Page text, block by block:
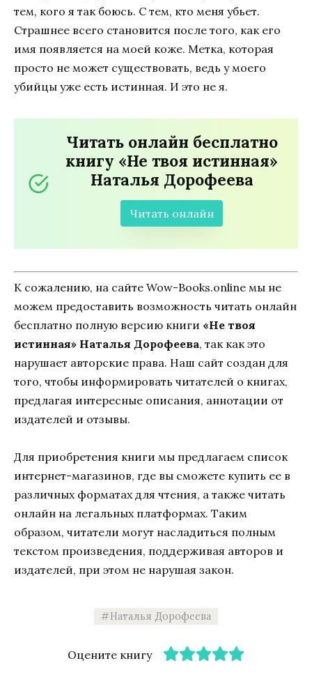
тем, кого я так боюсь. С тем, кто меня убьет.
Страшнее всего становится после того, как его
имя появляется на моей коже. Метка, которая
просто не может существовать, ведь у моего
убийцы уже есть истинная. И это не я.
Читать онлайн бесплатно
книгу «Не твоя истинная»
Наталья Дорофеева
Читать онлайн
К сожалению, на сайте Wow-Books.online мы не
можем предоставить возможность читать онлайн
бесплатно полную версию книги «Не твоя
истинная» Наталья Дорофеева, так как это
нарушает авторские права. Наш сайт создан для
того, чтобы информировать читателей о книгах,
предлагая интересные описания, аннотации от
издателей и отзывы.
Для приобретения книги мы предлагаем список
интернет-магазинов, где вы сможете купить ее в
различных форматах для чтения, а также читать
онлайн на легальных платформах. Таким
образом, читатели могут насладиться полным
текстом произведения, поддерживая авторов и
издателей, при этом не нарушая закон.
Наталья Дорофеева
Оцените книгу